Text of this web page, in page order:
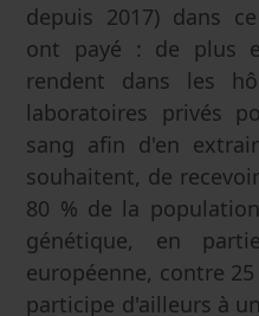
depuis 2017) dans
ont payé : de plus
rendent dans les
laboratoires privés
sang afin d'en
souhaitent, de
80 % de la
génétique, en
européenne, contre
participe d'ailleurs à un